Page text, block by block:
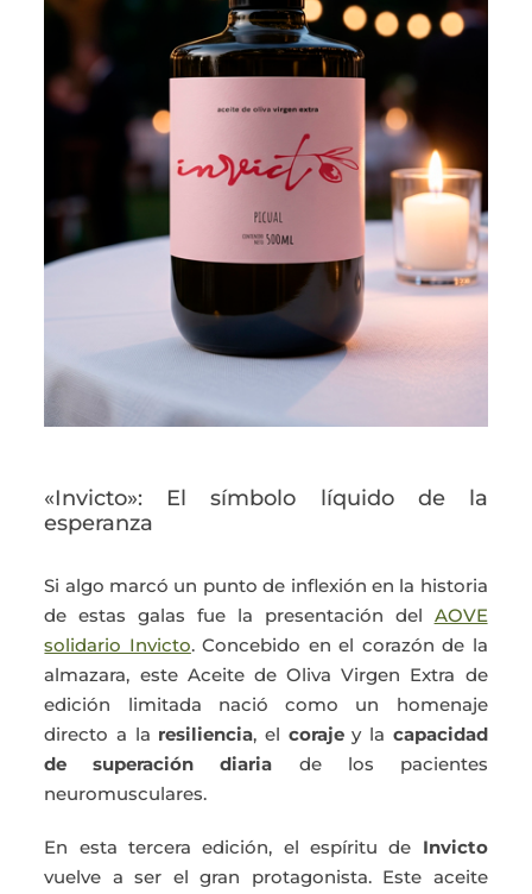
«Invicto»: El símbolo líquido de la
esperanza
Si algo marcó un punto de inflexión en la historia
de estas galas fue la presentación del AOVE
solidario Invicto. Concebido en el corazón de la
almazara, este Aceite de Oliva Virgen Extra de
edición limitada nació como un homenaje
directo a la resiliencia, el corajey la capacidad
de superación diaria de los pacientes
neuromusculares.
En esta tercera edición, el espíritu de Invicto
vuelve a ser el gran protagonista. Este aceite